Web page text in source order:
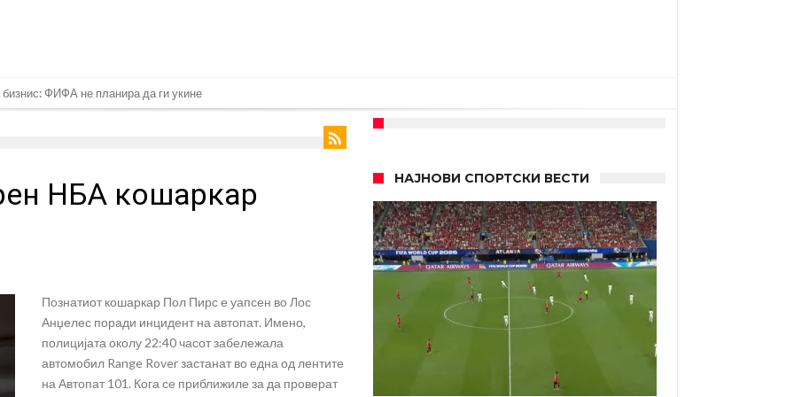
бизнис: ФИФА не планира да ги укине
насилство – му се заканува 18 месеци затвор
Новак: Синер и Алкараз се повлекуваат, а Зверев веднаш се „распадна“
заминува во Премиер лигата!
Голема загуба во семејството на Меси
во Реал Мадрид: Ова се трите нови правила за успех
најважниот летен трансфер на Атлетико?!
скандалозни информации, добивала пари од УЕФА
Атлетико
по ѕвездата на Серија А?
НБА кошаркар
Познатиот кошаркар Пол Пирс е уапсен во Лос
Анџелес поради инцидент на автопат. Имено,
полицијата околу 22:40 часот забележала
автомобил Range Rover застанат во една од лентите
на Автопат 101. Кога се приближиле за да проверат
НАЈНОВИ СПОРТСКИ ВЕСТИ